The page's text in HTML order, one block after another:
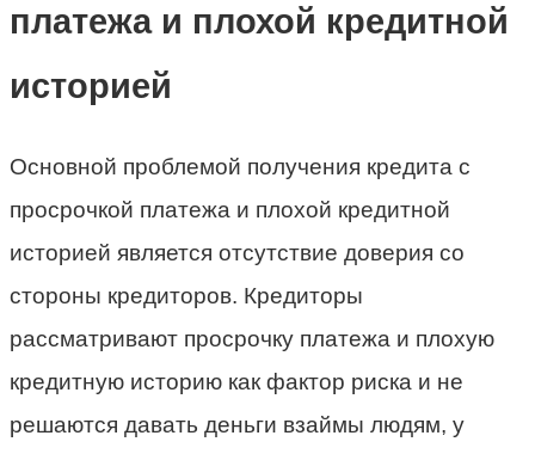
платежа и плохой кредитной
историей
Основной проблемой получения кредита с
просрочкой платежа и плохой кредитной
историей является отсутствие доверия со
стороны кредиторов. Кредиторы
рассматривают просрочку платежа и плохую
кредитную историю как фактор риска и не
решаются давать деньги взаймы людям, у